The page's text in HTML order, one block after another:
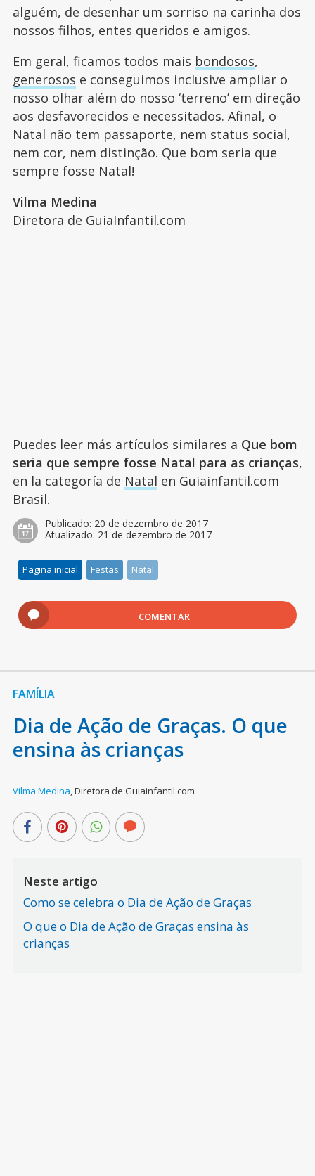
alguém, de desenhar um sorriso na carinha dos
nossos filhos, entes queridos e amigos.
Em geral, ficamos todos mais bondosos,
generosos e conseguimos inclusive ampliar o
nosso olhar além do nosso ‘terreno’ em direção
aos desfavorecidos e necessitados. Afinal, o
Natal não tem passaporte, nem status social,
nem cor, nem distinção. Que bom seria que
sempre fosse Natal!
Vilma Medina
Diretora de GuiaInfantil.com
Puedes leer más artículos similares a Que bom
seria que sempre fosse Natal para as crianças,
en la categoría de Natal en Guiainfantil.com
Brasil.
Publicado: 20 de dezembro de 2017
Atualizado: 21 de dezembro de 2017
Pagina inicial Festas Natal
COMENTAR
FAMÍLIA
Dia de Ação de Graças. O que
ensina às crianças
Vilma Medina,Diretora de Guiainfantil.com
Neste artigo
Como se celebra o Dia de Ação de Graças
O que o Dia de Ação de Graças ensina às
crianças